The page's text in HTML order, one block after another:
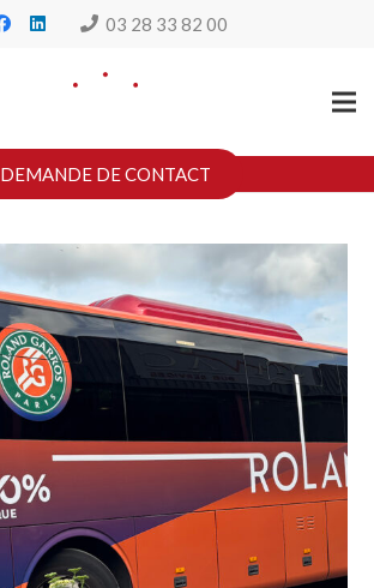
03 28 33 82 00
DEMANDE DE CONTACT